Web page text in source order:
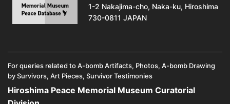
1-2 Nakajima-cho, Naka-ku, Hiroshima
730-0811 JAPAN
For queries related to A-bomb Artifacts, Photos, A-bomb Drawing
by Survivors, Art Pieces, Survivor Testimonies
Hiroshima Peace Memorial Museum Curatorial